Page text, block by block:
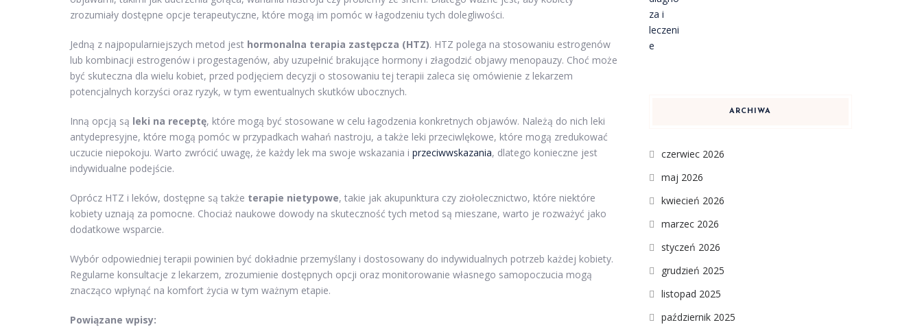
zrozumiały dostępne opcje terapeutyczne, które mogą im pomóc w łagodzeniu tych dolegliwości.
Jedną z najpopularniejszych metod jest hormonalna terapia zastępcza (HTZ). HTZ polega na stosowaniu estrogenów
lub kombinacji estrogenów i progestagenów, aby uzupełnić brakujące hormony i złagodzić objawy menopauzy. Choć może
być skuteczna dla wielu kobiet, przed podjęciem decyzji o stosowaniu tej terapii zaleca się omówienie z lekarzem
potencjalnych korzyści oraz ryzyk, w tym ewentualnych skutków ubocznych.
Inną opcją są leki na receptę, które mogą być stosowane w celu łagodzenia konkretnych objawów. Należą do nich leki
antydepresyjne, które mogą pomóc w przypadkach wahań nastroju, a także leki przeciwlękowe, które mogą zredukować
uczucie niepokoju. Warto zwrócić uwagę, że każdy lek ma swoje wskazania i przeciwwskazania, dlatego konieczne jest
indywidualne podejście.
Oprócz HTZ i leków, dostępne są także terapie nietypowe, takie jak akupunktura czy ziołolecznictwo, które niektóre
kobiety uznają za pomocne. Chociaż naukowe dowody na skuteczność tych metod są mieszane, warto je rozważyć jako
dodatkowe wsparcie.
Wybór odpowiedniej terapii powinien być dokładnie przemyślany i dostosowany do indywidualnych potrzeb każdej kobiety.
Regularne konsultacje z lekarzem, zrozumienie dostępnych opcji oraz monitorowanie własnego samopoczucia mogą
znacząco wpłynąć na komfort życia w tym ważnym etapie.
Powiązane wpisy:
ARCHIWA
czerwiec 2026
maj 2026
kwiecień 2026
marzec 2026
styczeń 2026
grudzień 2025
listopad 2025
październik 2025